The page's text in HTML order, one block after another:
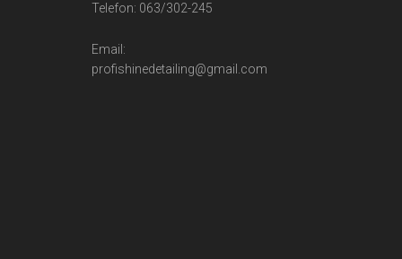
Telefon: 063/302-245
Email:
profishinedetailing@gmail.com